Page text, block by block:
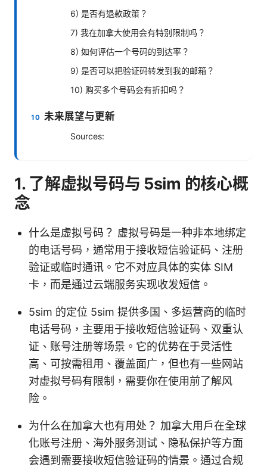
6) 是否有退款政策？
7) 我在加拿大使用会有特别限制吗？
8) 如何评估一个号码的到达率？
9) 是否可以把验证码转发到我的邮箱？
10) 购买多个号码会有折扣吗？
未来展望与更新
Sources:
1. 了解虚拟号码与 5sim 的核心概
念
什么是虚拟号码？ 虚拟号码是一种非本地绑定
的电话号码，通常用于接收短信验证码、注册
验证或临时通讯。它不对应具体的实体 SIM
卡，而是通过云端服务实现收发短信。
5sim 的定位 5sim 提供多国、多运营商的临时
电话号码，主要用于接收短信验证码、双重认
证、账号注册等场景。它的优势在于灵活性
高、可按需租用、覆盖面广，但也有一些网站
对虚拟号码有限制，需要你在使用前了解风
险。
为什么在加拿大也有用处？ 加拿大用户在全球
化账号注册、海外服务测试、隐私保护等方面
会遇到需要接收短信验证码的情景。通过合规